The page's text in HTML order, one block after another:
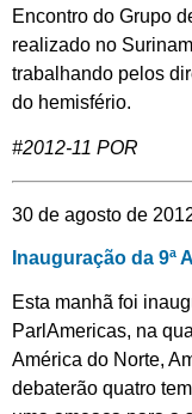
Encontro do Grupo
realizado no
trabalhando pelos
do hemisfério.
#2012-11 POR
30 de agosto de
Inauguração da 9ª
Esta manhã foi
ParlAmericas, na
América do Norte,
debaterão quatro